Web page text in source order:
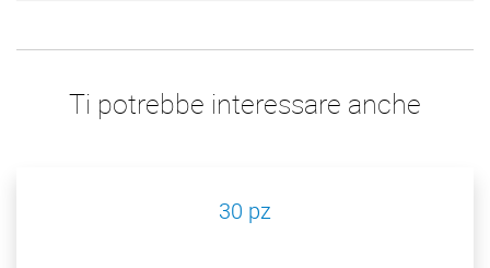
Ti potrebbe interessare anche
30 pz